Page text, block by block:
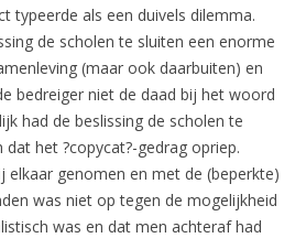
typeerde als een duivels dilemma.
de scholen te sluiten een enorme
(maar ook daarbuiten) en
bedreiger niet de daad bij het woord
had de beslissing de scholen te
het ?copycat?-gedrag opriep.
elkaar genomen en met de (beperkte)
was niet op tegen de mogelijkheid
was en dat men achteraf had